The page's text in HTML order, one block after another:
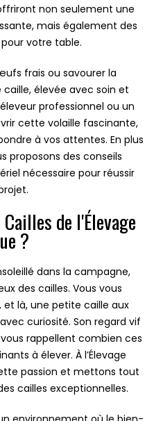
non seulement une
mais également des
votre table.
frais ou savourer la
élevée avec soin et
professionnel ou un
cette volaille fascinante,
à vos attentes. En plus
proposons des conseils
nécessaire pour réussir
de l'Élevage
?
dans la campagne,
des cailles. Vous vous
là, une petite caille aux
curiosité. Son regard vif
rappellent combien ces
à élever. À l’Élevage
passion et mettons tout
cailles exceptionnelles.